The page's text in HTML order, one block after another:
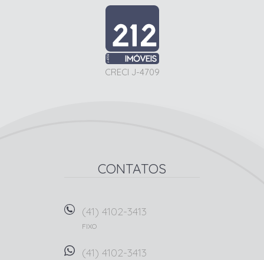
CRECI J-4709
CONTATOS
(41) 4102-3413
FIXO
(41) 4102-3413